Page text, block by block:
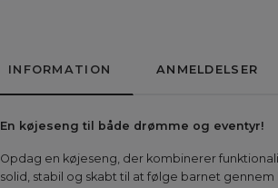
INFORMATION ANMELDELSER
En køjeseng til både drømme og eventyr!
Opdag en køjeseng, der kombinerer
solid, stabil og skabt til at følge barnet